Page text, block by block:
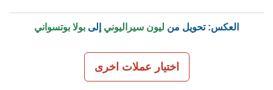
العكس: تحويل من ليون سيراليوني إلى بولا بوتسواني
اختيار عملات اخرى